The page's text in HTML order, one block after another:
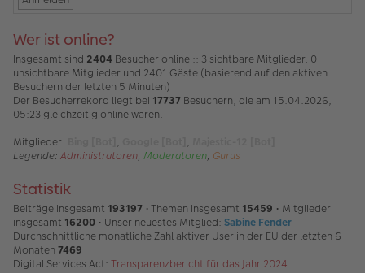
Wer ist online?
Insgesamt sind 2404 Besucher online :: 3 sichtbare Mitglieder, 0
unsichtbare Mitglieder und 2401 Gäste (basierend auf den aktiven
Besuchern der letzten 5 Minuten)
Der Besucherrekord liegt bei 17737 Besuchern, die am 15.04.2026,
05:23 gleichzeitig online waren.
Mitglieder:
, ,
Legende: Administratoren, Moderatoren, Gurus
Statistik
Beiträge insgesamt 193197 • Themen insgesamt 15459 • Mitglieder
insgesamt 16200 • Unser neuestes Mitglied: Sabine Fender
Durchschnittliche monatliche Zahl aktiver User in der EU der letzten 6
Monaten 7469
Digital Services Act: Transparenzbericht für das Jahr 2024